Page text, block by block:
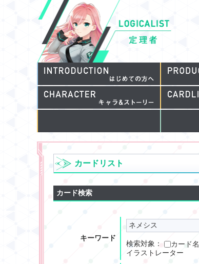
カードリスト
カード検索
キーワード
検索対象： カード名
イラストレーター